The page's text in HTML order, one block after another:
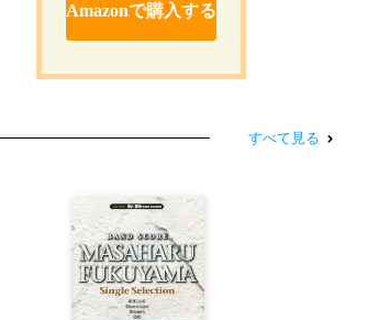
Amazonで購入する
すべて見る